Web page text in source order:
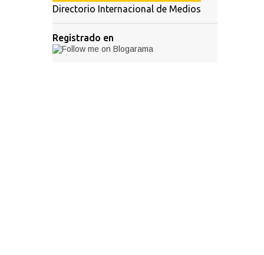
Directorio Internacional de Medios
Registrado en